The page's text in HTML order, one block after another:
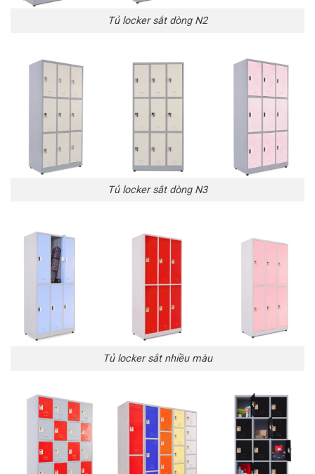
Tủ locker sắt dòng N2
Tủ locker sắt dòng N3
Tủ locker sắt nhiều màu